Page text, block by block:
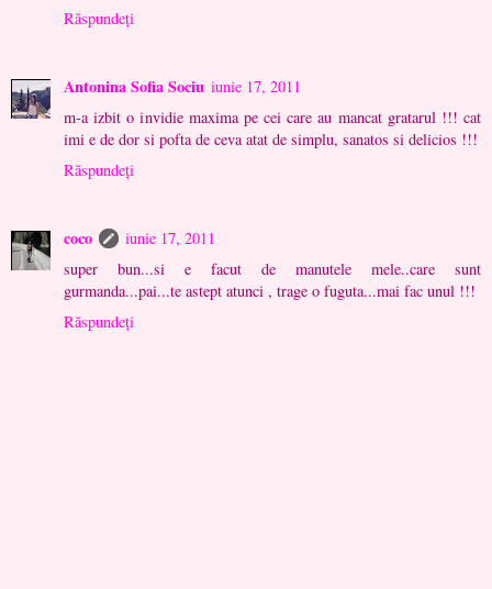
Răspundeți
Antonina Sofia Sociu iunie 17, 2011
m-a izbit o invidie maxima pe cei care au mancat gratarul !!! cat
imi e de dor si pofta de ceva atat de simplu, sanatos si delicios !!!
Răspundeți
coco
iunie 17, 2011
super bun...si e facut de manutele mele..care sunt
gurmanda...pai...te astept atunci , trage o fuguta...mai fac unul !!!
Răspundeți